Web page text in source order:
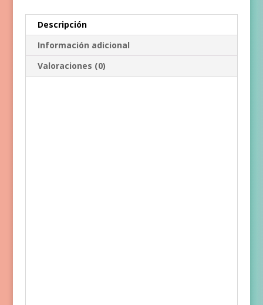
Descripción
Información adicional
Valoraciones (0)